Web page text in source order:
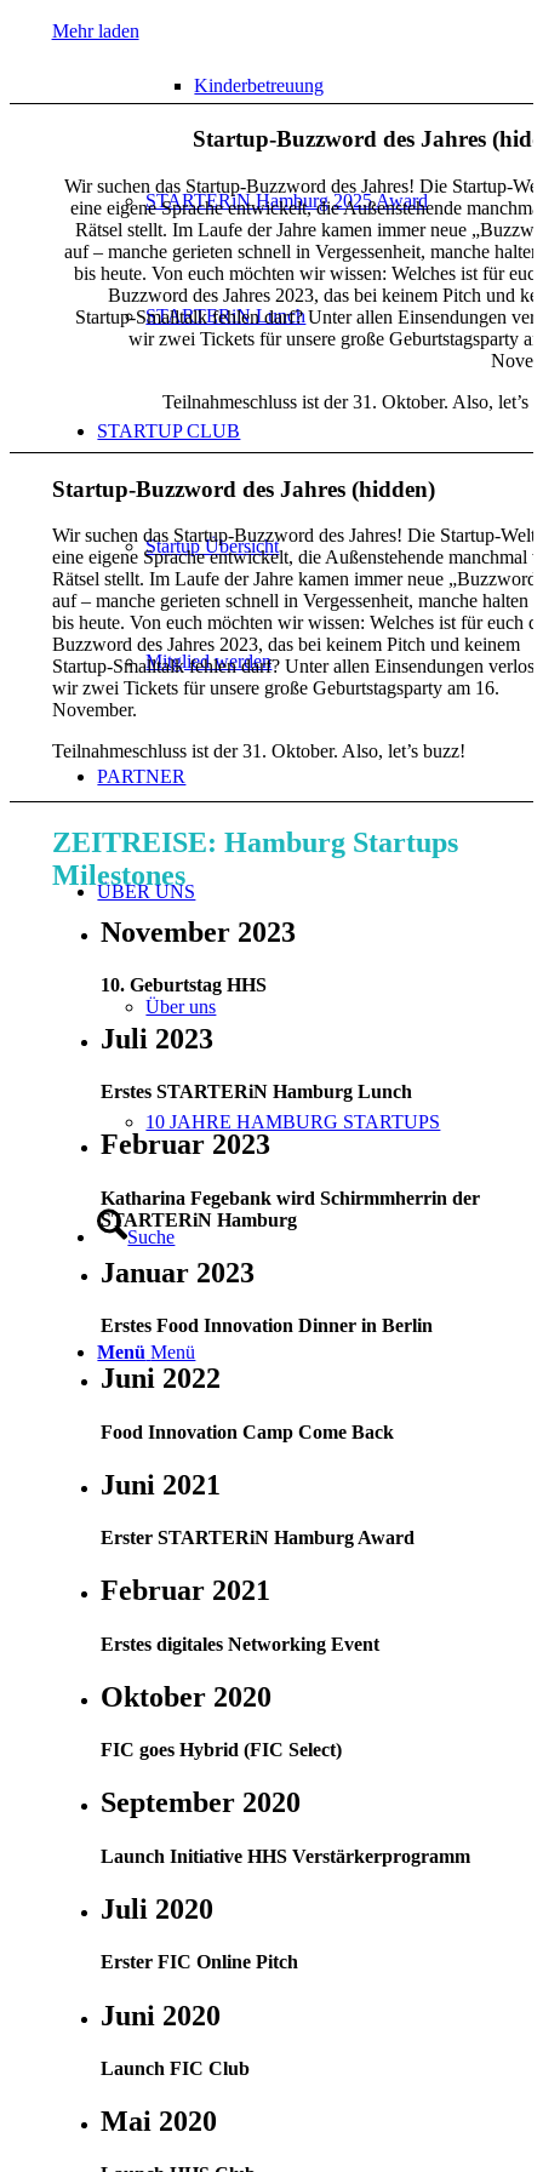
Kinderbetreuung
STARTERiN Hamburg 2025 Award
STARTERiN Lunch
STARTUP CLUB
Startup Übersicht
Mitglied werden
PARTNER
ÜBER UNS
Über uns
10 JAHRE HAMBURG STARTUPS
Suche
Menü Menü
Mehr laden
Startup-Buzzword des Jahres
Wir suchen das Startup-Buzzword des Jahres! Die Startup-
eine eigene Sprache entwickelt, die Außenstehende
Rätsel stellt. Im Laufe der Jahre kamen immer neue
auf – manche gerieten schnell in Vergessenheit, manche
bis heute. Von euch möchten wir wissen: Welches ist für
Buzzword des Jahres 2023, das bei keinem Pitch und
Startup-Smalltalk fehlen darf? Unter allen Einsendungen
wir zwei Tickets für unsere große Geburtstagsparty
Teilnahmeschluss ist der 31. Oktober. Also, let’s
Startup-Buzzword des Jahres (hidden)
Wir suchen das Startup-Buzzword des Jahres! Die Startup-Welt
eine eigene Sprache entwickelt, die Außenstehende manchmal
Rätsel stellt. Im Laufe der Jahre kamen immer neue
auf – manche gerieten schnell in Vergessenheit, manche halten
bis heute. Von euch möchten wir wissen: Welches ist für euch
Buzzword des Jahres 2023, das bei keinem Pitch und keinem
Startup-Smalltalk fehlen darf? Unter allen Einsendungen
wir zwei Tickets für unsere große Geburtstagsparty am 16.
November.
Teilnahmeschluss ist der 31. Oktober. Also, let’s buzz!
ZEITREISE: Hamburg Startups
Milestones
November 2023
10. Geburtstag HHS
Juli 2023
Erstes STARTERiN Hamburg Lunch
Februar 2023
Katharina Fegebank wird Schirmmherrin der
STARTERiN Hamburg
Januar 2023
Erstes Food Innovation Dinner in Berlin
Juni 2022
Food Innovation Camp Come Back
Juni 2021
Erster STARTERiN Hamburg Award
Februar 2021
Erstes digitales Networking Event
Oktober 2020
FIC goes Hybrid (FIC Select)
September 2020
Launch Initiative HHS Verstärkerprogramm
Juli 2020
Erster FIC Online Pitch
Juni 2020
Launch FIC Club
Mai 2020